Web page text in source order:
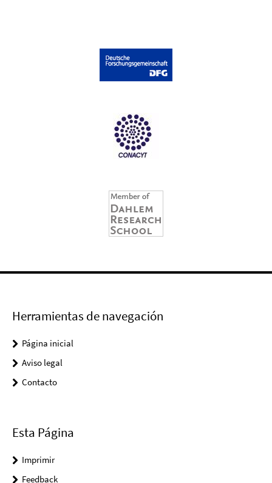
Herramientas de navegación
Página inicial
Aviso legal
Contacto
Esta Página
Imprimir
Feedback